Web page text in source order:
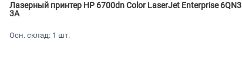
Лазерный принтер HP 6700dn Color LaserJet Enterprise 6QN3
3A
Осн. склад: 1 шт.